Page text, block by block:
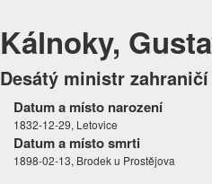
Kálnoky,
Desátý ministr
Datum a místo narození
1832-12-29, Letovice
Datum a místo smrti
1898-02-13, Brodek u Prostějova